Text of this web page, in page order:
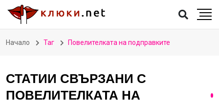
Начало Таг Повелителката на подправките
СТАТИИ СВЪРЗАНИ С
ПОВЕЛИТЕЛКАТА НА